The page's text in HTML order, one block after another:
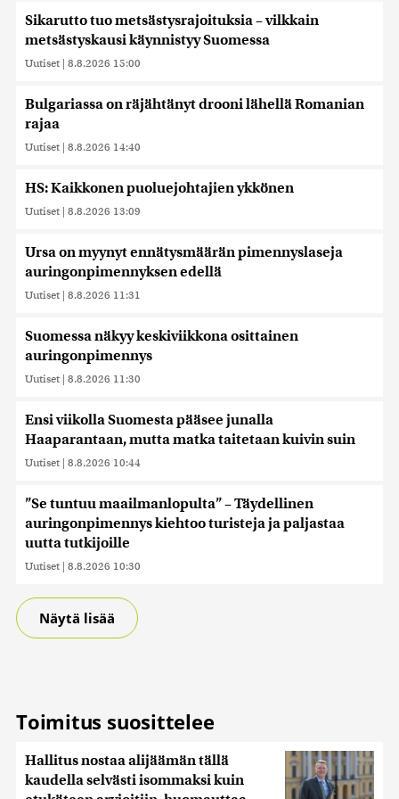
Sikarutto tuo metsästysrajoituksia – vilkkain
metsästyskausi käynnistyy Suomessa
Uutiset | 8.8.2026 15:00
Bulgariassa on räjähtänyt drooni lähellä Romanian
rajaa
Uutiset | 8.8.2026 14:40
HS: Kaikkonen puoluejohtajien ykkönen
Uutiset | 8.8.2026 13:09
Ursa on myynyt ennätysmäärän pimennyslaseja
auringonpimennyksen edellä
Uutiset | 8.8.2026 11:31
Suomessa näkyy keskiviikkona osittainen
auringonpimennys
Uutiset | 8.8.2026 11:30
Ensi viikolla Suomesta pääsee junalla
Haaparantaan, mutta matka taitetaan kuivin suin
Uutiset | 8.8.2026 10:44
”Se tuntuu maailmanlopulta” – Täydellinen
auringonpimennys kiehtoo turisteja ja paljastaa
uutta tutkijoille
Uutiset | 8.8.2026 10:30
Näytä lisää
Toimitus suosittelee
Hallitus nostaa alijäämän tällä
kaudella selvästi isommaksi kuin